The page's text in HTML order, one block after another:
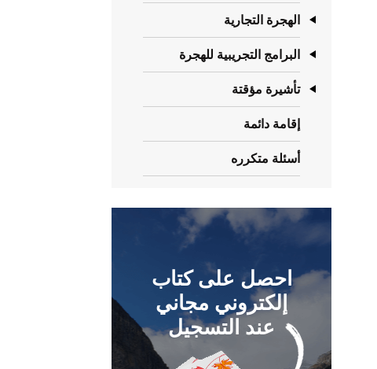
الهجرة التجارية
البرامج التجريبية للهجرة
تأشيرة مؤقتة
إقامة دائمة
أسئلة متكرره
احصل على كتاب
إلكتروني مجاني
عند التسجيل